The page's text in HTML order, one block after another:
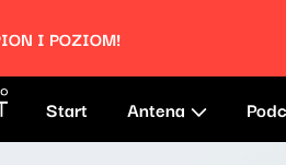
Radio Nowy Świat
Start Antena